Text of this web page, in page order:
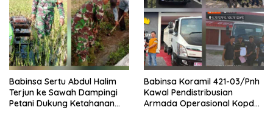
Babinsa Sertu Abdul Halim
Terjun ke Sawah Dampingi
Petani Dukung Ketahanan
Babinsa Koramil 421-03/Pnh
Kawal Pendistribusian
Armada Operasional Kopdes